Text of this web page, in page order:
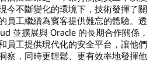
今不斷變化的環境下，技術發揮了關
員工繼續為賓客提供難忘的體驗。透
並擴展與 Oracle 的長期合作關係，
員工提供現代化的安全平台，讓他們
察，同時更輕鬆、更有效率地發揮他